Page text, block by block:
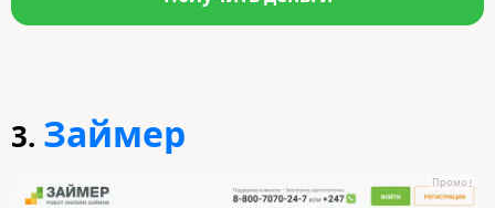
3. Займер
Промо